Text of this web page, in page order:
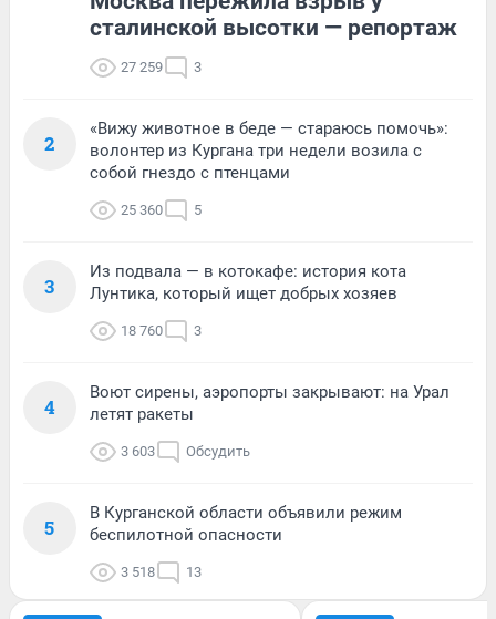
сталинской высотки — репортаж
27 259 3
2
«Вижу животное в беде — стараюсь помочь»:
волонтер из Кургана три недели возила с
собой гнездо с птенцами
25 360 5
3
Из подвала — в котокафе: история кота
Лунтика, который ищет добрых хозяев
18 760 3
4
Воют сирены, аэропорты закрывают: на Урал
летят ракеты
3 603 Обсудить
5
В Курганской области объявили режим
беспилотной опасности
3 518 13